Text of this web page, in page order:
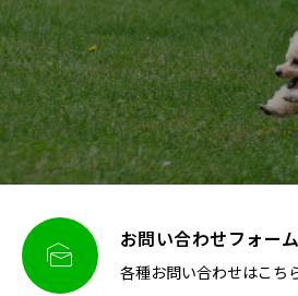
 お問い合わせフォーム
各種お問い合わせはこち